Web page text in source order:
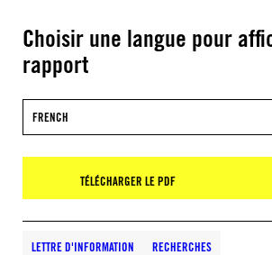
Choisir une langue pour
rapport
FRENCH
TÉLÉCHARGER LE PDF
LETTRE D'INFORMATION RECHERCHES